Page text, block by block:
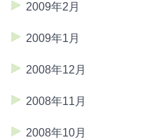
2009年2月
2009年1月
2008年12月
2008年11月
2008年10月